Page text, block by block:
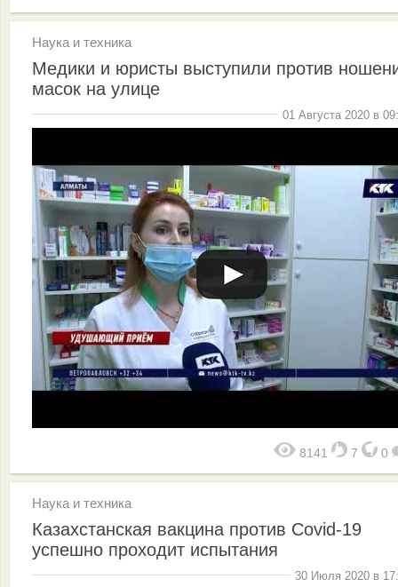
Наука и техника
Медики и юристы выступили против
масок на улице
01 Августа 2020 в
8141 7 0
Наука и техника
Казахстанская вакцина против Covid-19
успешно проходит испытания
30 Июля 2020 в